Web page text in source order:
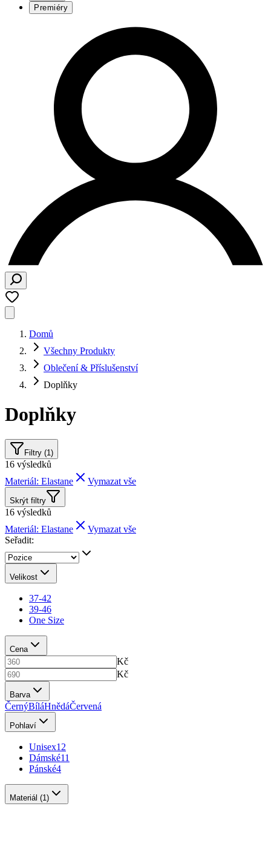
Premiéry
Domů
Všechny Produkty
Oblečení & Příslušenství
Doplňky
Doplňky
Filtry (1)
16 výsledků
Materiál: Elastane
Vymazat vše
Skrýt filtry
16 výsledků
Materiál: Elastane
Vymazat vše
Seřadit:
Velikost
37-42
39-46
One Size
Cena
Kč
Kč
Barva
ČernýBíláHnědáČervená
Pohlaví
Unisex12
Dámské11
Pánské4
Materiál (1)